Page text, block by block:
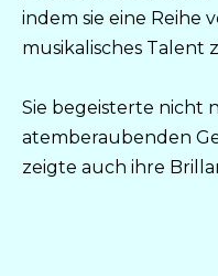
indem sie eine Reihe
musikalisches Talent
Sie begeisterte nicht
atemberaubenden
zeigte auch ihre